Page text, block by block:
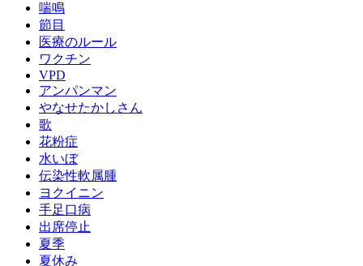
喘鳴
節目
医療のルール
ワクチン
VPD
アンパンマン
やなせたかしさん
歌
花粉症
水いぼ
伝染性軟属腫
ヨクイニン
手足口病
出席停止
夏季
夏休み